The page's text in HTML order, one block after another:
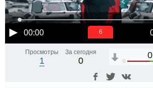
00:00 5
Просмотры
1
За сегодня
0
0
0